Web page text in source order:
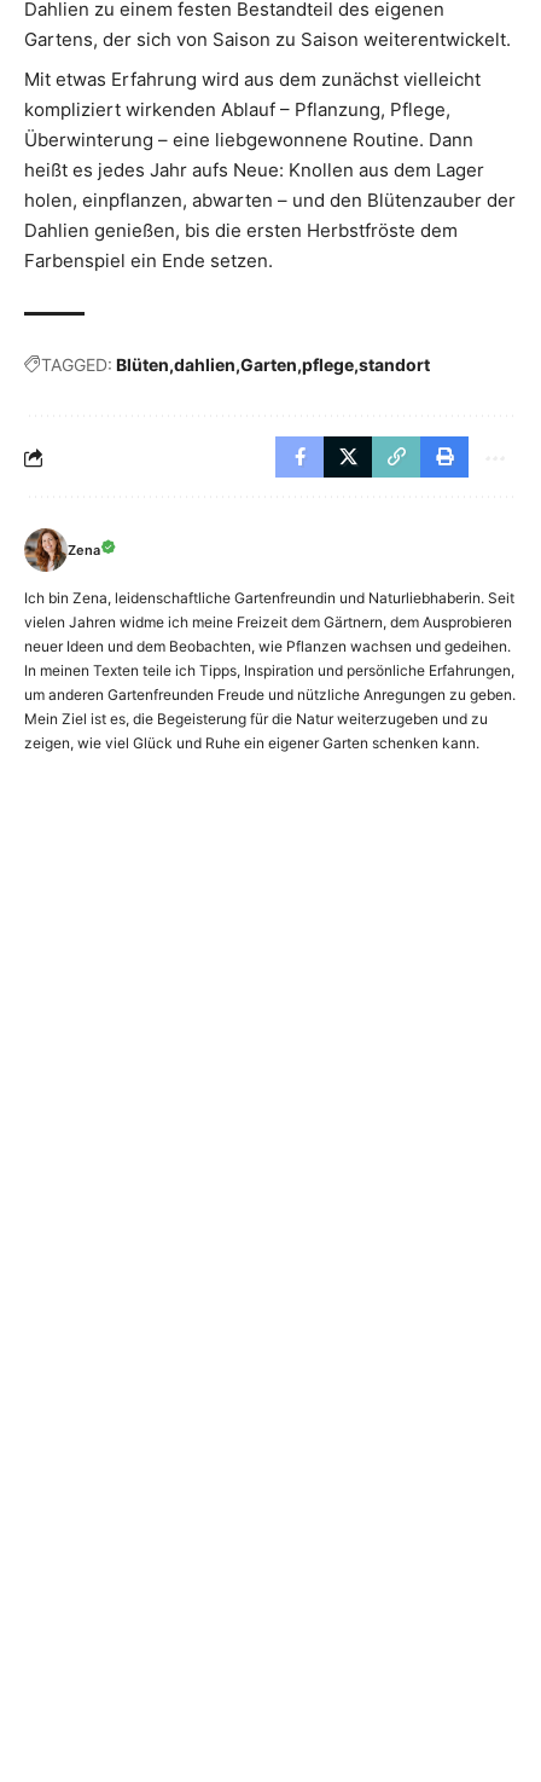
Dahlien zu einem festen Bestandteil des eigenen
Gartens, der sich von Saison zu Saison weiterentwickelt.
Mit etwas Erfahrung wird aus dem zunächst vielleicht
kompliziert wirkenden Ablauf – Pflanzung, Pflege,
Überwinterung – eine liebgewonnene Routine. Dann
heißt es jedes Jahr aufs Neue: Knollen aus dem Lager
holen, einpflanzen, abwarten – und den Blütenzauber der
Dahlien genießen, bis die ersten Herbstfröste dem
Farbenspiel ein Ende setzen.
TAGGED: Blüten dahlien Garten pflege standort
Zena
Ich bin Zena, leidenschaftliche Gartenfreundin und Naturliebhaberin. Seit
vielen Jahren widme ich meine Freizeit dem Gärtnern, dem Ausprobieren
neuer Ideen und dem Beobachten, wie Pflanzen wachsen und gedeihen.
In meinen Texten teile ich Tipps, Inspiration und persönliche Erfahrungen,
um anderen Gartenfreunden Freude und nützliche Anregungen zu geben.
Mein Ziel ist es, die Begeisterung für die Natur weiterzugeben und zu
zeigen, wie viel Glück und Ruhe ein eigener Garten schenken kann.